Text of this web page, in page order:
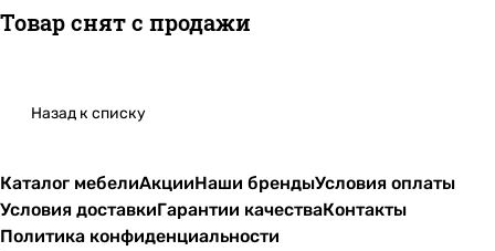
Товар снят с продажи
Назад к списку
Каталог мебелиАкцииНаши брендыУсловия оплаты
Условия доставкиГарантии качестваКонтакты
Политика конфиденциальности